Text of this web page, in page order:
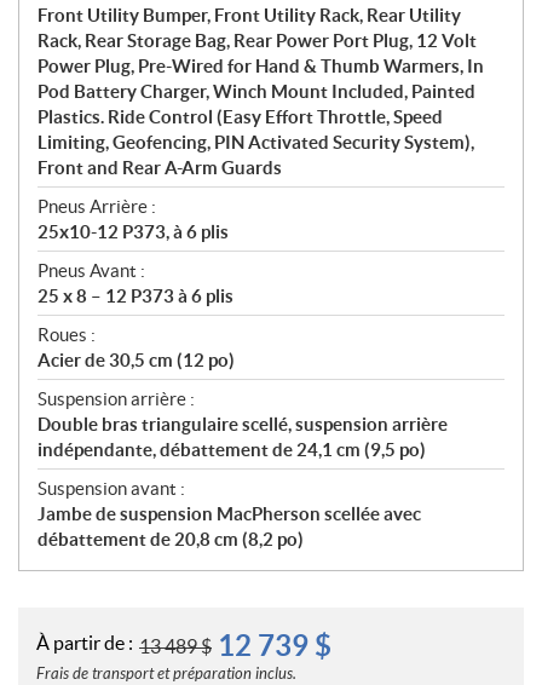
Front Utility Bumper, Front Utility Rack, Rear Utility
Rack, Rear Storage Bag, Rear Power Port Plug, 12 Volt
Power Plug, Pre-Wired for Hand & Thumb Warmers, In
Pod Battery Charger, Winch Mount Included, Painted
Plastics. Ride Control (Easy Effort Throttle, Speed
Limiting, Geofencing, PIN Activated Security System),
Front and Rear A-Arm Guards
Pneus Arrière :
25x10-12 P373, à 6 plis
Pneus Avant :
25 x 8 – 12 P373 à 6 plis
Roues :
Acier de 30,5 cm (12 po)
Suspension arrière :
Double bras triangulaire scellé, suspension arrière
indépendante, débattement de 24,1 cm (9,5 po)
Suspension avant :
Jambe de suspension MacPherson scellée avec
débattement de 20,8 cm (8,2 po)
À partir de : 13 489$ 12 739 $
Frais de transport et préparation inclus.